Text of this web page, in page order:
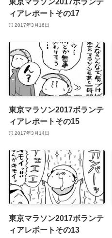
ィアレポートその17
2017年3月16日
東京マラソン2017ボランテ
ィアレポートその15
2017年3月14日
東京マラソン2017ボランテ
ィアレポートその13